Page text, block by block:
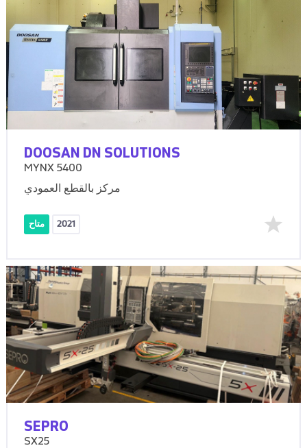
DOOSAN DN SOLUTIONS
MYNX 5400
مركز بالقطع العمودي
متاح 2021
SEPRO
SX25